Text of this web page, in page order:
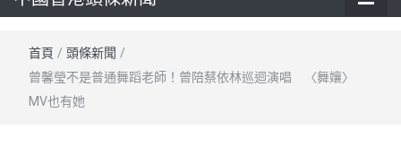
首頁 / 頭條新聞 /
曾馨瑩不是普通舞蹈老師！曾陪蔡依林巡迴演唱 〈舞孃〉
MV也有她